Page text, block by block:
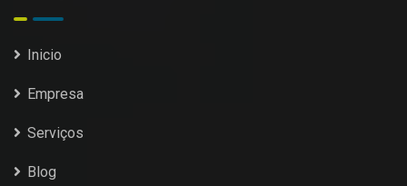
Inicio
Empresa
Serviços
Blog